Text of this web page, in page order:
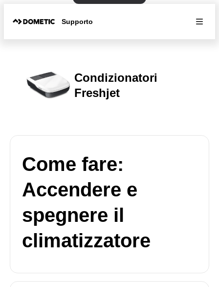
Supporto
Condizionatori
Freshjet
Come fare:
Accendere e
spegnere il
climatizzatore